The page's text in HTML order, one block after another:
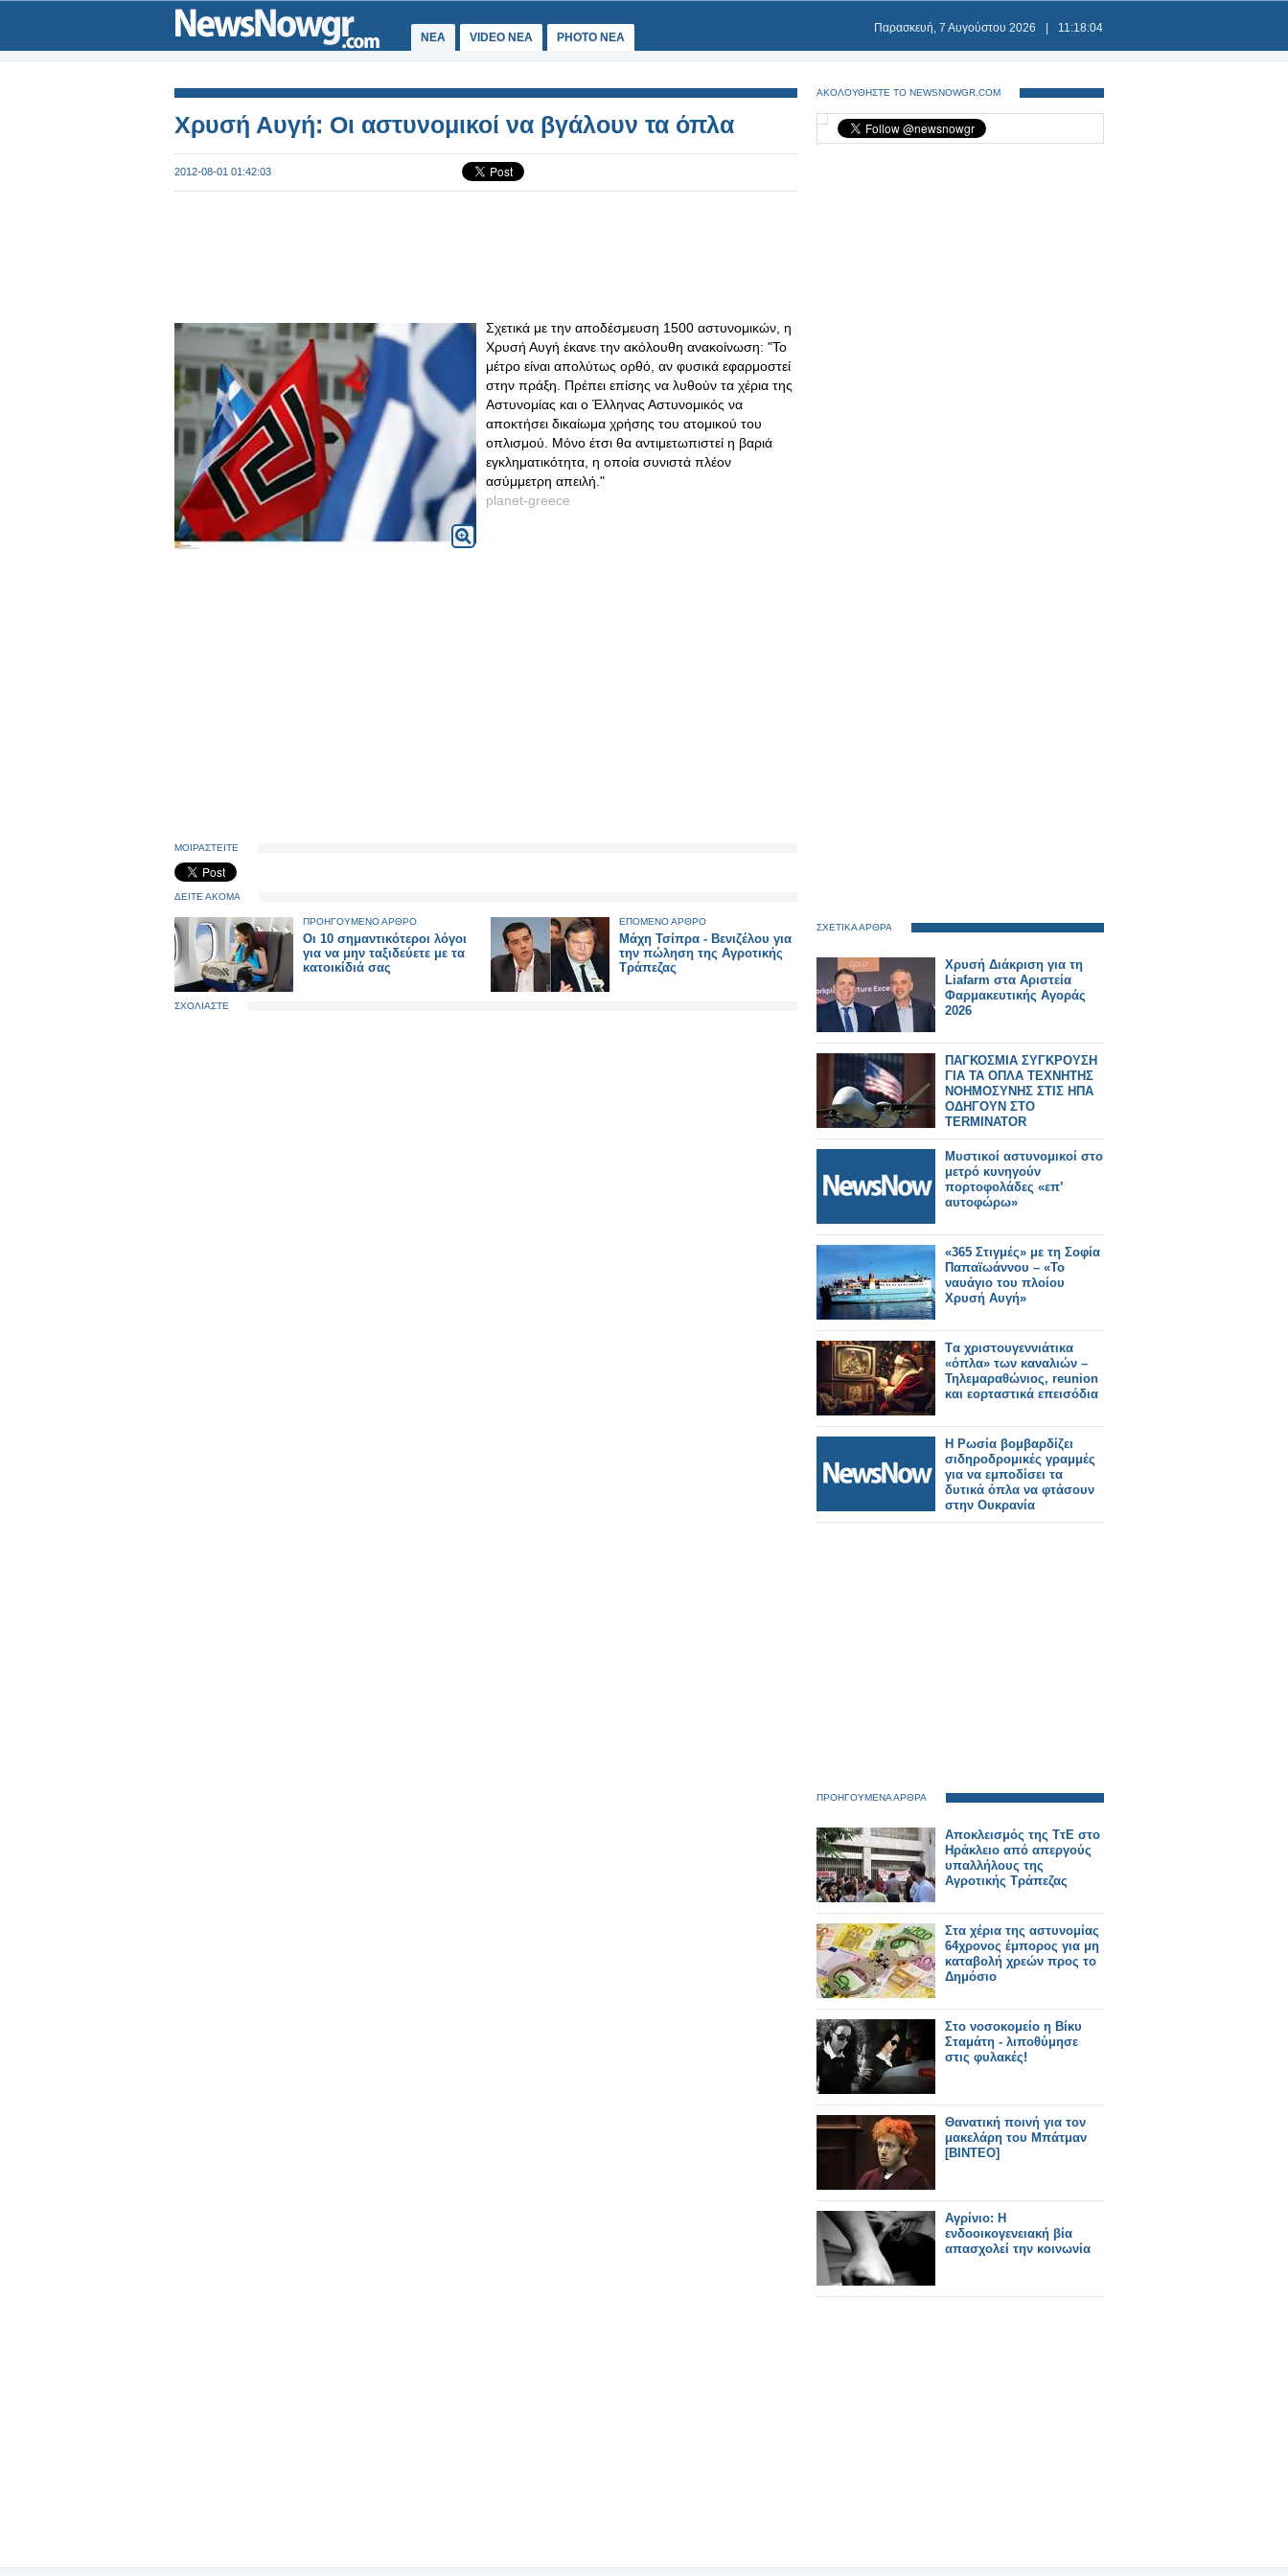
ΝΕΑ VIDEO NEA PHOTO NEA
Παρασκευή, 7 Αυγούστου 2026 11:18:04
Χρυσή Αυγή: Οι αστυνομικοί να βγάλουν τα όπλα
2012-08-01 01:42:03
Σχετικά με την αποδέσμευση 1500 αστυνομικών, η
Χρυσή Αυγή έκανε την ακόλουθη ανακοίνωση: "Το
μέτρο είναι απολύτως ορθό, αν φυσικά εφαρμοστεί
στην πράξη. Πρέπει επίσης να λυθούν τα χέρια της
Αστυνομίας και ο Έλληνας Αστυνομικός να
αποκτήσει δικαίωμα χρήσης του ατομικού του
οπλισμού. Μόνο έτσι θα αντιμετωπιστεί η βαριά
εγκληματικότητα, η οποία συνιστά πλέον
ασύμμετρη απειλή."
planet-greece
ΜΟΙΡΑΣΤΕΙΤΕ
ΔΕΙΤΕ ΑΚΟΜΑ
ΠΡΟΗΓΟΥΜΕΝΟ ΑΡΘΡΟ
Οι 10 σημαντικότεροι λόγοι
για να μην ταξιδεύετε με τα
κατοικίδιά σας
ΕΠΟΜΕΝΟ ΑΡΘΡΟ
Μάχη Τσίπρα - Βενιζέλου για
την πώληση της Αγροτικής
Τράπεζας
ΣΧΟΛΙΑΣΤΕ
ΑΚΟΛΟΥΘΗΣΤΕ ΤΟ NEWSNOWGR.COM
ΣΧΕΤΙΚΑ ΑΡΘΡΑ
Χρυσή Διάκριση για τη
Liafarm στα Αριστεία
Φαρμακευτικής Αγοράς
2026
ΠΑΓΚΟΣΜΙΑ ΣΥΓΚΡΟΥΣΗ
ΓΙΑ ΤΑ ΟΠΛΑ ΤΕΧΝΗΤΗΣ
ΝΟΗΜΟΣΥΝΗΣ ΣΤΙΣ ΗΠΑ
ΟΔΗΓΟΥΝ ΣΤΟ
TERMINATOR
Μυστικοί αστυνομικοί στο
μετρό κυνηγούν
πορτοφολάδες «επ’
αυτοφώρω»
«365 Στιγμές» με τη Σοφία
Παπαϊωάννου – «Το
ναυάγιο του πλοίου
Χρυσή Αυγή»
Tα χριστουγεννιάτικα
«όπλα» των καναλιών –
Τηλεμαραθώνιος, reunion
και εορταστικά επεισόδια
Η Ρωσία βομβαρδίζει
σιδηροδρομικές γραμμές
για να εμποδίσει τα
δυτικά όπλα να φτάσουν
στην Ουκρανία
ΠΡΟΗΓΟΥΜΕΝΑ ΑΡΘΡΑ
Αποκλεισμός της ΤτΕ στο
Ηράκλειο από απεργούς
υπαλλήλους της
Αγροτικής Τράπεζας
Στα χέρια της αστυνομίας
64χρονος έμπορος για μη
καταβολή χρεών προς το
Δημόσιο
Στο νοσοκομείο η Βίκυ
Σταμάτη - λιποθύμησε
στις φυλακές!
Θανατική ποινή για τον
μακελάρη του Μπάτμαν
[BINTEO]
Αγρίνιο: Η
ενδοοικογενειακή βία
απασχολεί την κοινωνία